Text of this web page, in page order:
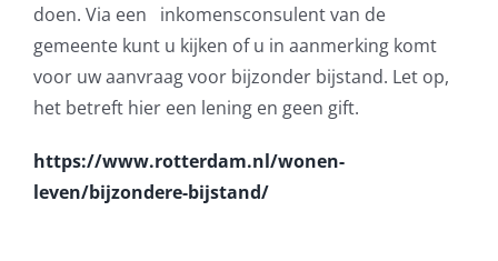
doen. Via een inkomensconsulent van de
gemeente kunt u kijken of u in aanmerking komt
voor uw aanvraag voor bijzonder bijstand. Let op,
het betreft hier een lening en geen gift.
https://www.rotterdam.nl/wonen-
leven/bijzondere-bijstand/